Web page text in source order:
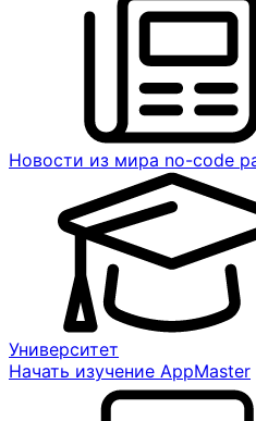
Новости из мира no-code
Университет
Начать изучение AppMaster